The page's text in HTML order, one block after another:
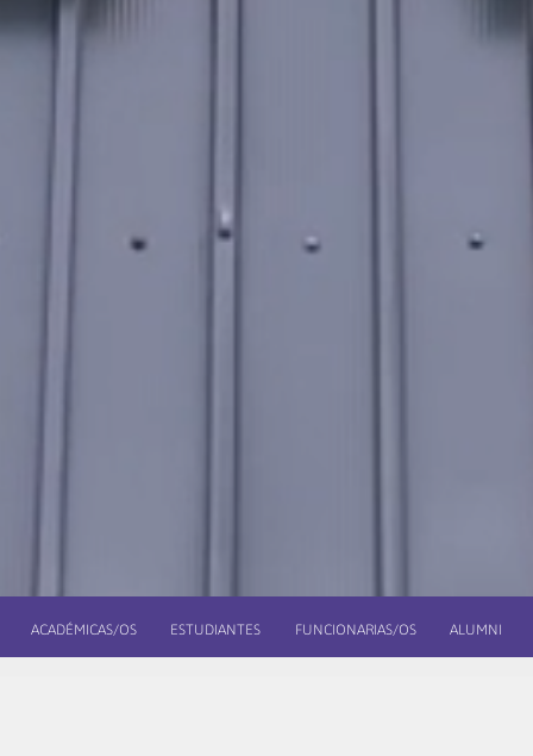
ACADÉMICAS/OS ESTUDIANTES FUNCIONARIAS/OS ALUMNI